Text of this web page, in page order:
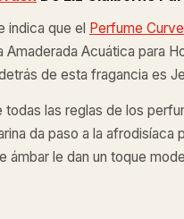
indica que el Perfume
Amaderada Acuática para
de esta fragancia es
todas las reglas de los
da paso a la afrodisíaca
ámbar le dan un toque